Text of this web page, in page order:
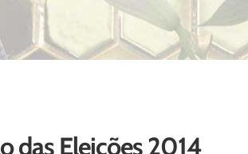
das Eleições 2014